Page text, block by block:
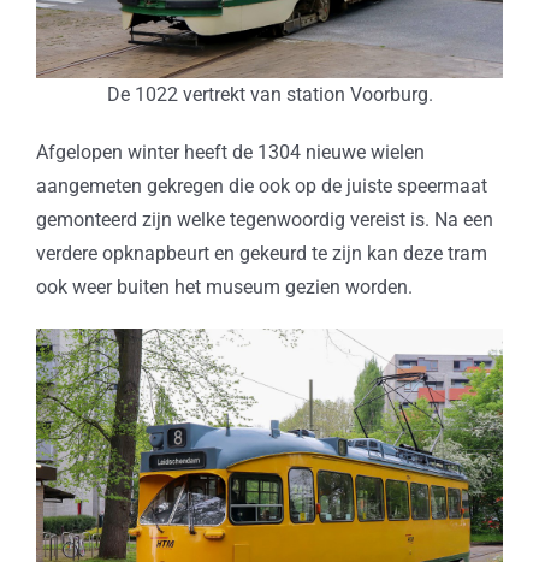
De 1022 vertrekt van station Voorburg.
Afgelopen winter heeft de 1304 nieuwe wielen
aangemeten gekregen die ook op de juiste speermaat
gemonteerd zijn welke tegenwoordig vereist is. Na een
verdere opknapbeurt en gekeurd te zijn kan deze tram
ook weer buiten het museum gezien worden.